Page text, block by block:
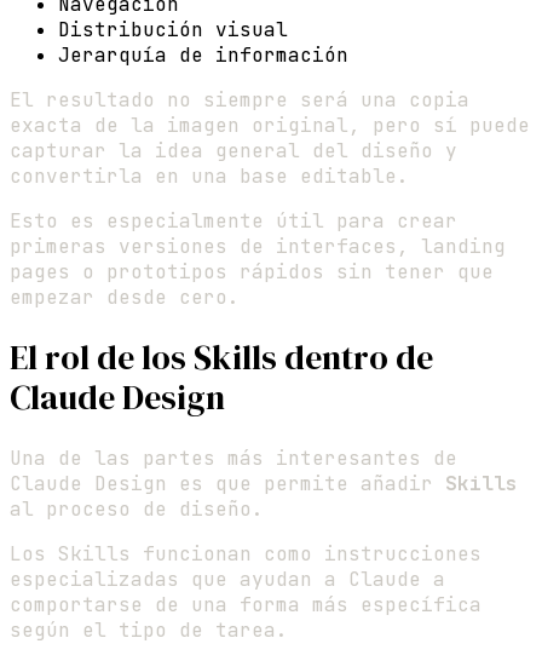
Distribución visual
Jerarquía de información
El resultado no siempre será una copia
exacta de la imagen original, pero sí puede
capturar la idea general del diseño y
convertirla en una base editable.
Esto es especialmente útil para crear
primeras versiones de interfaces, landing
pages o prototipos rápidos sin tener que
empezar desde cero.
El rol de los Skills dentro de
Claude Design
Una de las partes más interesantes de
Claude Design es que permite añadir Skills
al proceso de diseño.
Los Skills funcionan como instrucciones
especializadas que ayudan a Claude a
comportarse de una forma más específica
según el tipo de tarea.